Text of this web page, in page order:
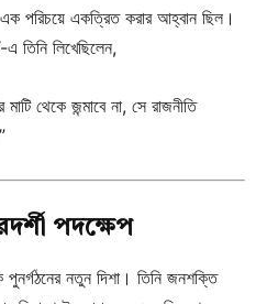
এক পরিচয়ে একত্রিত করার আহ্বান ছিল।
-এ তিনি লিখেছিলেন,
থেকে জন্মাবে না, সে রাজনীতি
পদক্ষেপ
পুনর্গঠনের নতুন দিশা। তিনি জনশক্তি